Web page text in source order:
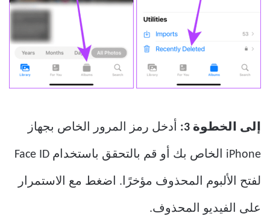
إلى الخطوة 3: أدخل رمز المرور الخاص بجهاز
iPhone الخاص بك أو قم بالتحقق باستخدام Face ID
لفتح الألبوم المحذوف مؤخرًا. اضغط مع الاستمرار
على الفيديو المحذوف.